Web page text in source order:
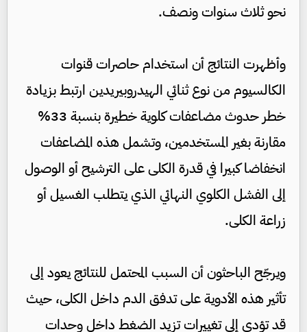
نحو ثلاث سنوات ونصف.
وأظهرت النتائج أن استخدام حاصرات قنوات
الكالسيوم من نوع ثنائي الهيدروبيريدين ارتبط بزيادة
خطر حدوث مضاعفات كلوية خطيرة بنسبة 33%
مقارنة بغير المستخدمين، وتشمل هذه المضاعفات
انخفاضا كبيرا في قدرة الكلى على الترشيح أو الوصول
إلى الفشل الكلوي النهائي الذي يتطلب الغسيل أو
زراعة الكلى.
ويرجّح الباحثون أن السبب المحتمل للنتائج يعود إلى
تأثير هذه الأدوية على تدفق الدم داخل الكلى، حيث
قد تؤدي إلى تغييرات تزيد الضغط داخل وحدات